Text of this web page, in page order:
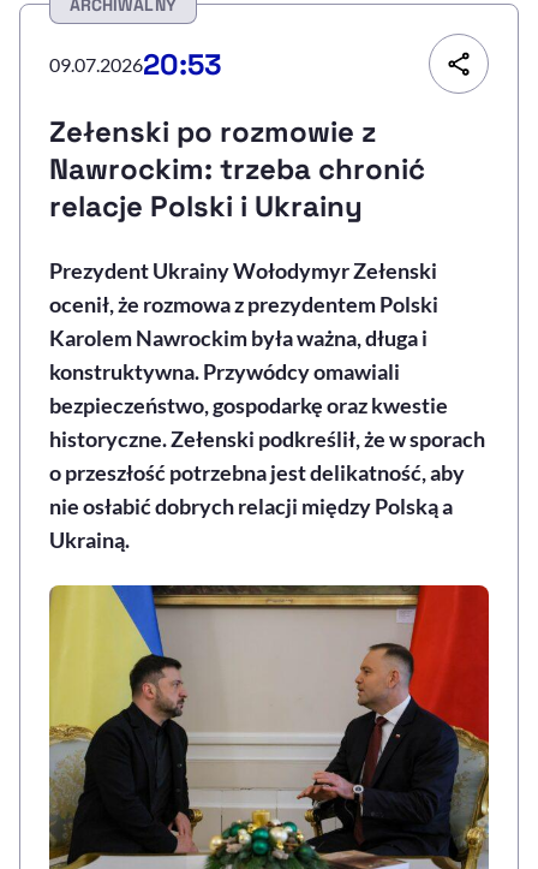
Sprawdź, jak i dlaczego zwiększamy dostępność , otwiera się w nowym
Deklaracja dostępności, otwiera się w nowym oknie
Zgłoś problem
, otwiera się w
ARCHIWALNY
09.07.202620:53
Zełenski po rozmowie z
Nawrockim: trzeba chronić
relacje Polski i Ukrainy
Prezydent Ukrainy Wołodymyr Zełenski
ocenił, że rozmowa z prezydentem Polski
Karolem Nawrockim była ważna, długa i
konstruktywna. Przywódcy omawiali
bezpieczeństwo, gospodarkę oraz kwestie
historyczne. Zełenski podkreślił, że w sporach
o przeszłość potrzebna jest delikatność, aby
nie osłabić dobrych relacji między Polską a
Ukrainą.